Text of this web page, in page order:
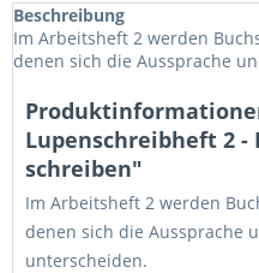
Beschreibung
Im Arbeitsheft 2 werden
denen sich die Aussprache
Lupenschreibheft 2
schreiben"
Im Arbeitsheft 2 werden
denen sich die Aussprache
unterscheiden.